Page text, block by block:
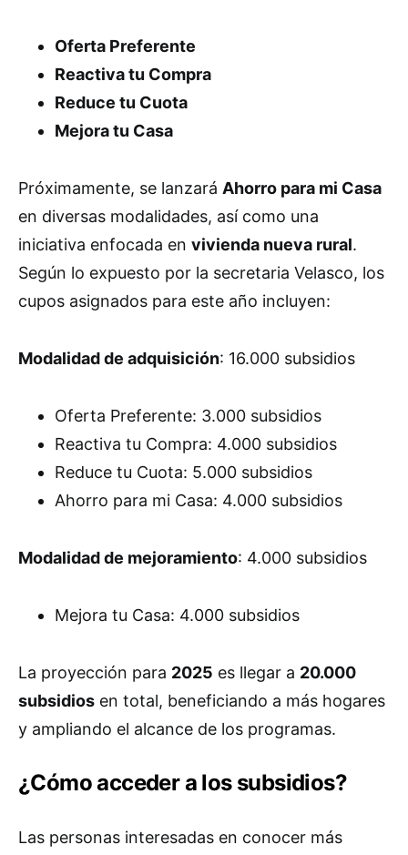
Oferta Preferente
Reactiva tu Compra
Reduce tu Cuota
Mejora tu Casa
Próximamente, se lanzará Ahorro para mi Casa
en diversas modalidades, así como una
iniciativa enfocada en vivienda nueva rural.
Según lo expuesto por la secretaria Velasco, los
cupos asignados para este año incluyen:
Modalidad de adquisición: 16.000 subsidios
Oferta Preferente: 3.000 subsidios
Reactiva tu Compra: 4.000 subsidios
Reduce tu Cuota: 5.000 subsidios
Ahorro para mi Casa: 4.000 subsidios
Modalidad de mejoramiento: 4.000 subsidios
Mejora tu Casa: 4.000 subsidios
La proyección para 2025 es llegar a 20.000
subsidios en total, beneficiando a más hogares
y ampliando el alcance de los programas.
¿Cómo acceder a los subsidios?
Las personas interesadas en conocer más